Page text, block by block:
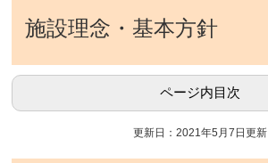
施設理念・基本方針
ページ内目次
更新日：2021年5月7日更新